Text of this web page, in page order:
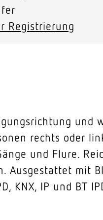
Registrierung
und
rechts oder
und Flure.
Ausgestattet mit
KNX, IP und BT